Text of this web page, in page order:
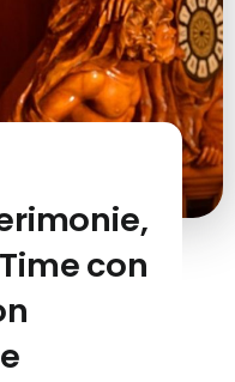
con